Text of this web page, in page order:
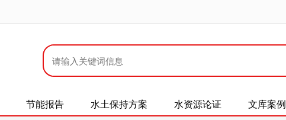
节能报告 水土保持方案 水资源论证 文库案例